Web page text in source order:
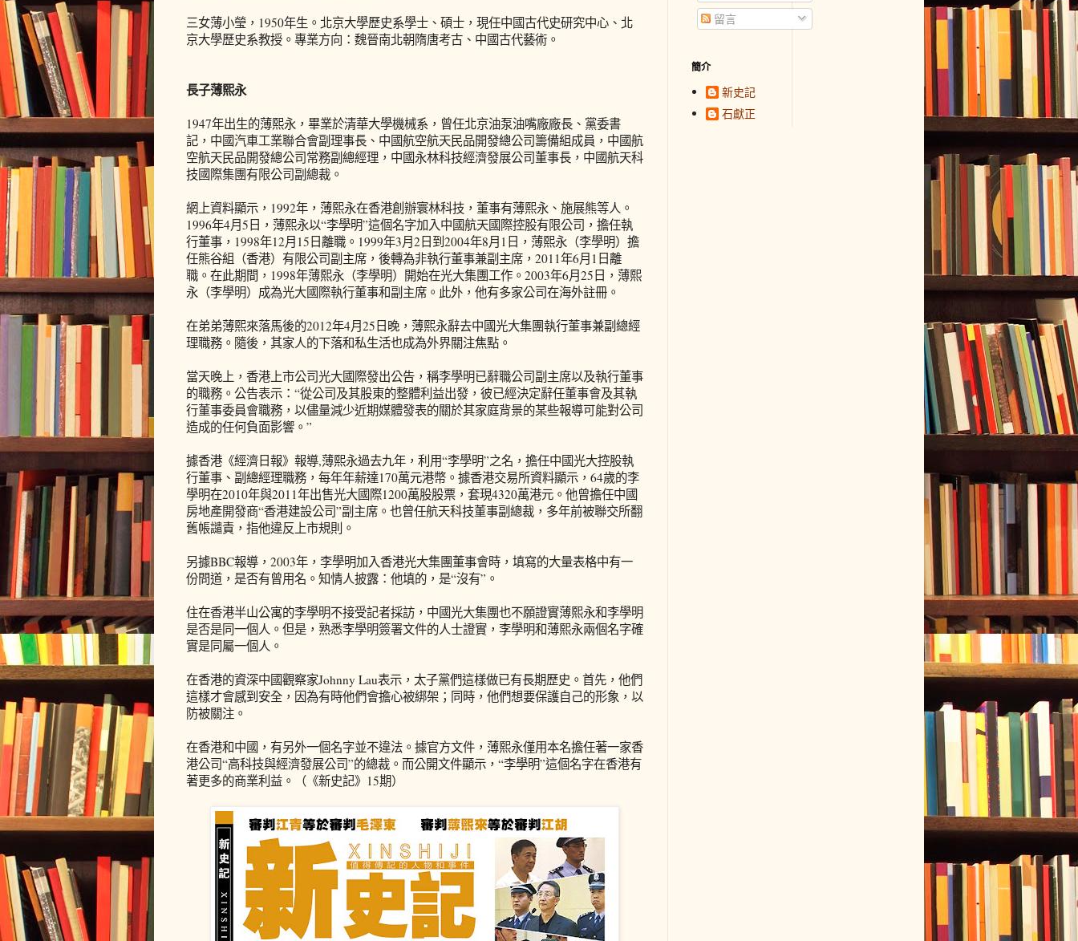
三女薄小瑩，1950年生。北京大學歷史系學士、碩士，現任中國古代史研究中心、北
京大學歷史系教授。專業方向：魏晉南北朝隋唐考古、中國古代藝術。
長子薄熙永
1947年出生的薄熙永，畢業於清華大學機械系，曾任北京油泵油嘴廠廠長、黨委書
記，中國汽車工業聯合會副理事長、中國航空航天民品開發總公司籌備組成員，中國航
空航天民品開發總公司常務副總經理，中國永林科技經濟發展公司董事長，中國航天科
技國際集團有限公司副總裁。
網上資料顯示，1992年，薄熙永在香港創辦寰林科技，董事有薄熙永、施展熊等人。
1996年4月5日，薄熙永以“李學明”這個名字加入中國航天國際控股有限公司，擔任執
行董事，1998年12月15日離職。1999年3月2日到2004年8月1日，薄熙永（李學明）擔
任熊谷組（香港）有限公司副主席，後轉為非執行董事兼副主席，2011年6月1日離
職。在此期間，1998年薄熙永（李學明）開始在光大集團工作。2003年6月25日，薄熙
永（李學明）成為光大國際執行董事和副主席。此外，他有多家公司在海外註冊。
在弟弟薄熙來落馬後的2012年4月25日晚，薄熙永辭去中國光大集團執行董事兼副總經
理職務。隨後，其家人的下落和私生活也成為外界關注焦點。
當天晚上，香港上市公司光大國際發出公告，稱李學明已辭職公司副主席以及執行董事
的職務。公告表示：“從公司及其股東的整體利益出發，彼已經決定辭任董事會及其執
行董事委員會職務，以儘量減少近期媒體發表的關於其家庭背景的某些報導可能對公司
造成的任何負面影響。”
據香港《經濟日報》報導,薄熙永過去九年，利用“李學明”之名，擔任中國光大控股執
行董事、副總經理職務，每年年薪達170萬元港幣。據香港交易所資料顯示，64歲的李
學明在2010年與2011年出售光大國際1200萬股股票，套現4320萬港元。他曾擔任中國
房地產開發商“香港建設公司”副主席。也曾任航天科技董事副總裁，多年前被聯交所翻
舊帳譴責，指他違反上市規則。
另據BBC報導，2003年，李學明加入香港光大集團董事會時，填寫的大量表格中有一
份問道，是否有曾用名。知情人披露：他填的，是“沒有”。
住在香港半山公寓的李學明不接受記者採訪，中國光大集團也不願證實薄熙永和李學明
是否是同一個人。但是，熟悉李學明簽署文件的人士證實，李學明和薄熙永兩個名字確
實是同屬一個人。
在香港的資深中國觀察家Johnny Lau表示，太子黨們這樣做已有長期歷史。首先，他們
這樣才會感到安全，因為有時他們會擔心被綁架；同時，他們想要保護自己的形象，以
防被關注。
在香港和中國，有另外一個名字並不違法。據官方文件，薄熙永僅用本名擔任著一家香
港公司“高科技與經濟發展公司”的總裁。而公開文件顯示，“李學明”這個名字在香港有
著更多的商業利益。（《新史記》15期）
留言
簡介
新史記
石獻正